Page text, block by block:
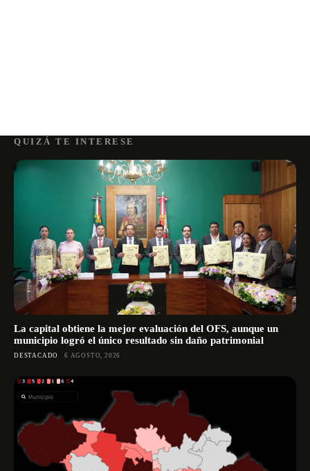
QUIZÁ TE INTERESE
La capital obtiene la mejor evaluación del OFS, aunque un
municipio logró el único resultado sin daño patrimonial
DESTACADO 6 AGOSTO, 2026